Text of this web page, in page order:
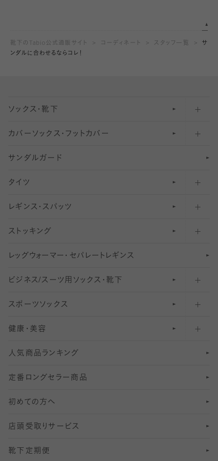
靴下のTabio公式通販サイト コーディネート スタッフ一覧
サ
ンダルに合わせるならコレ！
ソックス・靴下
五本指ソックス・靴下
足袋ソックス・靴下
無地・プレーンソックス・靴下
柄ソックス・靴下
スニーカー（くるぶし）用ソックス
アンクル・ショートソックス（くるぶし上）
クルーソックス（ふくらはぎ下）
ハイソックス
オーバーニー・ニーハイソックス
カバーソックス・フットカバー
フットカバー・カバーソックス（深め）
フットカバー・カバーソックス（ふつう）
フットカバー・カバーソックス（浅め）
サンダルガード
タイツ
30デニール以下のタイツ（薄手タイツ）
31〜40デニールタイツ
41〜60デニールタイツ
61〜80デニールタイツ
81 〜110デニールタイツ
111〜210デニールタイツ
211デニールタイツ以上（防寒・厚手タイツ）
レギンス・スパッツ
柄レギンス
無地レギンス
レギンスパンツ（レギパン）
マタニティレギンス
5 分丈
6 分丈レギンス
7 分丈 レギンス
8分丈 レギンス
10分丈 レギンス
12分丈レギンス
ストッキング
伝線しにくいストッキング
ショートストッキング
結婚式用ストッキング
美脚ストッキング
オールスルーストッキング
レッ グ ウォー マー ・ セパレー ト レ ギンス
ビジネス/スーツ用 ソックス・靴下
匠シリーズ
フレッシャーズ向けソックス・靴下
冠婚葬祭向けソックス・靴下
スーツカジュアルソックス・靴下
ロングホーズ
スポーツソックス
ランニングソックス・靴下
ゴルフソックス・靴下
サッカー・フットサル用ソックス
ヨガソックス・靴下
スポーツ用レッグウォーマー
SS サイズ（21～23cm）
健康・美容
インナーソックス
加圧・着圧ソックス
冷えとり靴下
着圧・加圧タイツ
むくみ対策
人気商品ランキング
定番ロングセラー商品
初めての方へ
店頭受取りサービス
靴下定期便